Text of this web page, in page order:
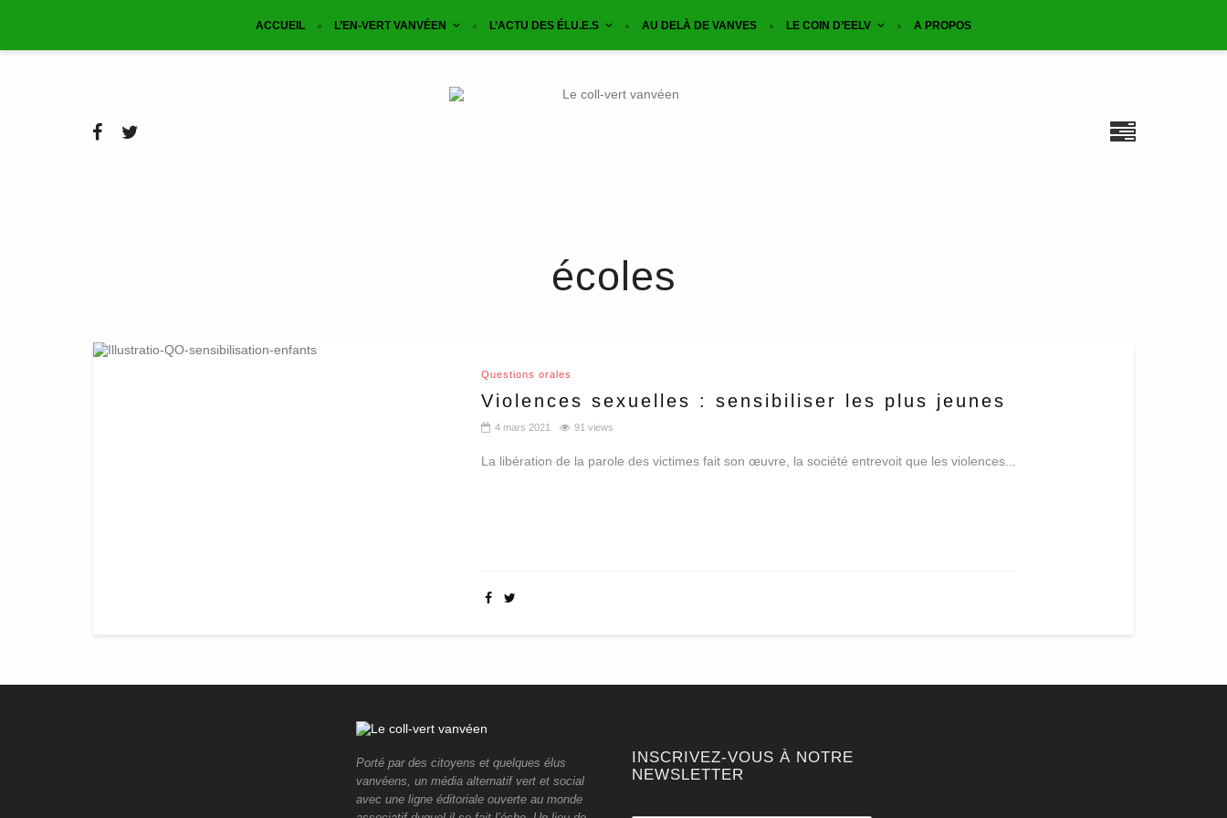
ACCUEIL L’EN-VERT VANVÉEN L’ACTU DES ÉLU.E.S AU DELÀ DE VANVES LE COIN D’EELV A PROPOS
écoles
Questions orales
Violences sexuelles : sensibiliser les plus jeunes
4 mars 2021 91 views
La libération de la parole des victimes fait son œuvre, la société entrevoit que les violences...
Porté par des citoyens et quelques élus
vanvéens, un média alternatif vert et social
avec une ligne éditoriale ouverte au monde
INSCRIVEZ-VOUS À NOTRE
NEWSLETTER